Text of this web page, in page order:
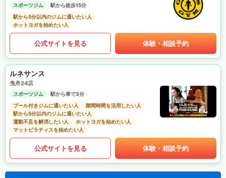
スポーツジム
駅から徒歩15分
駅から5分以内のジムに通いたい人
ホットヨガを始めたい人
公式サイトを見る 体験・相談予約
ルネサンス
曳舟24店
スポーツジム
駅から車で3分
プール付きジムに通いたい人
隙間時間を活用したい人
駅から5分以内のジムに通いたい人
運動不足を解消したい人
ホットヨガを始めたい人
マットピラティスを始めたい人
公式サイトを見る 体験・相談予約